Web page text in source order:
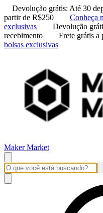
Devolução grátis: Até 30
partir de R$250
Conheça
exclusivas
Devolução
recebimento
Frete grátis a
bolsas exclusivas
Maker Market